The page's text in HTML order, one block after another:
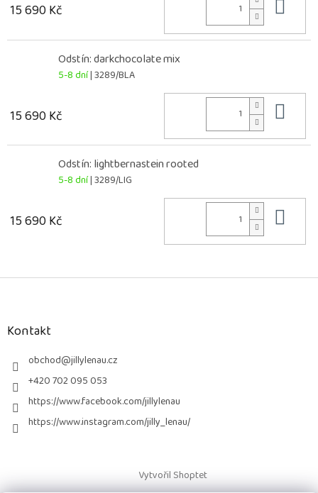
15 690 Kč
Odstín: darkchocolate mix
5-8 dní| 3289/BLA
15 690 Kč
Odstín: lightbernastein rooted
5-8 dní| 3289/LIG
15 690 Kč
Z
Kontakt
obchod@jillylenau.cz
+420 702 095 053
https://www.facebook.com/jillylenau
https://www.instagram.com/jilly_lenau/
Vytvořil Shoptet